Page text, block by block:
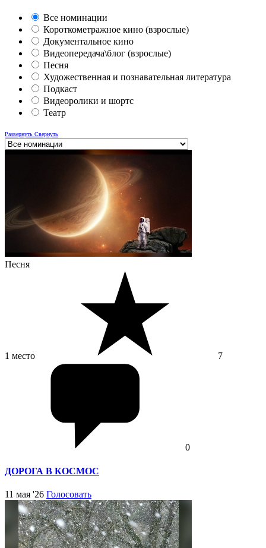
Все номинации
Короткометражное кино (взрослые)
Документальное кино
Видеопередача\блог (взрослые)
Песня
Художественная и познавательная литература
Подкаст
Видеоролики и шортс
Театр
Развернуть Свернуть
Песня
1 место 7
0
ДОРОГА В КОСМОС
11 мая '26 Голосовать